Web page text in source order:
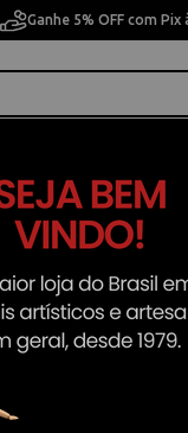
Ganhe 5% OFF com
Pincel
8